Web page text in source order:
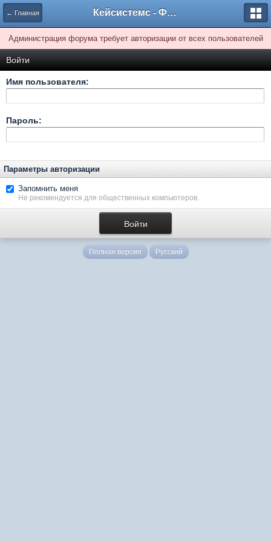
← Главная Кейсистемс - Форумы
Администрация форума требует авторизации от всех пользователей
Войти
Имя пользователя:
Пароль:
Параметры авторизации
Запомнить меня
Не рекомендуется для общественных компьютеров.
Полная версия Русский